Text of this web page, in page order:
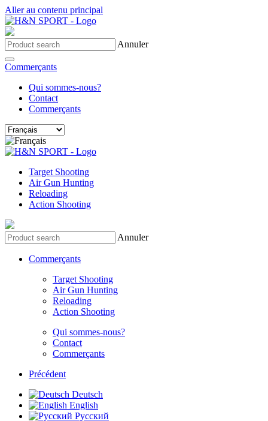
Aller au contenu principal
Annuler
Commerçants
Qui sommes-nous?
Contact
Commerçants
Target Shooting
Air Gun Hunting
Reloading
Action Shooting
Annuler
Commerçants
Target Shooting
Air Gun Hunting
Reloading
Action Shooting
Qui sommes-nous?
Contact
Commerçants
Précédent
Deutsch
English
Русский